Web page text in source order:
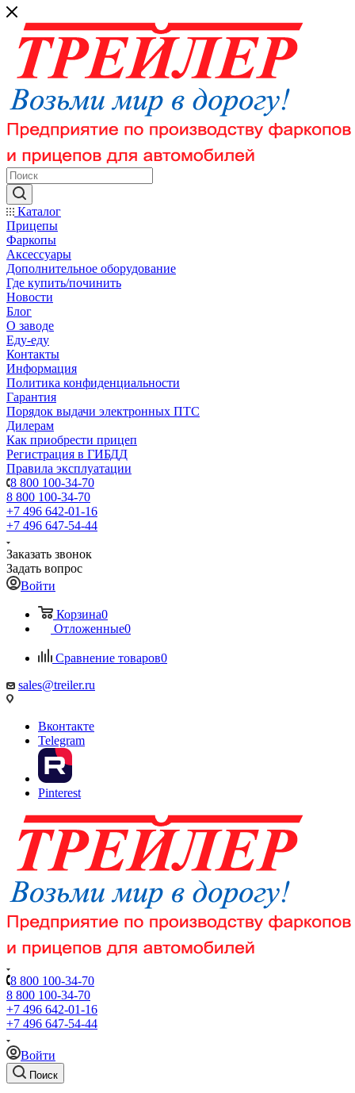
Каталог
Прицепы
Фаркопы
Аксессуары
Дополнительное оборудование
Где купить/починить
Новости
Блог
О заводе
Еду-еду
Контакты
Информация
Политика конфиденциальности
Гарантия
Порядок выдачи электронных ПТС
Дилерам
Как приобрести прицеп
Регистрация в ГИБДД
Правила эксплуатации
8 800 100-34-70
8 800 100-34-70
+7 496 642-01-16
+7 496 647-54-44
Заказать звонок
Задать вопрос
Войти
Корзина0
Отложенные0
Сравнение товаров0
sales@treiler.ru
Вконтакте
Telegram
Pinterest
8 800 100-34-70
8 800 100-34-70
+7 496 642-01-16
+7 496 647-54-44
Войти
Поиск